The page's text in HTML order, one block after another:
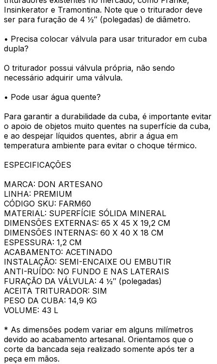
Insinkerator e Tramontina. Note que o triturador deve
ser para furação de 4 ½″ (polegadas) de diâmetro.
• Precisa colocar válvula para usar triturador em cuba
dupla?
O triturador possui válvula própria, não sendo
necessário adquirir uma válvula.
• Pode usar água quente?
Para garantir a durabilidade da cuba, é importante evitar
o apoio de objetos muito quentes na superfície da cuba,
e ao despejar líquidos quentes, abrir a água em
temperatura ambiente para evitar o choque térmico.
ESPECIFICAÇÕES
MARCA: DON ARTESANO
LINHA: PREMIUM
CÓDIGO SKU: FARM60
MATERIAL: SUPERFÍCIE SÓLIDA MINERAL
DIMENSÕES EXTERNAS: 65 X 45 X 19,2 CM
DIMENSÕES INTERNAS: 60 X 40 X 18 CM
ESPESSURA: 1,2 CM
ACABAMENTO: ACETINADO
INSTALAÇÃO: SEMI-ENCAIXE OU EMBUTIR
ANTI-RUÍDO: NO FUNDO E NAS LATERAIS
FURAÇÃO DA VÁLVULA: 4 ½″ (polegadas)
ACEITA TRITURADOR: SIM
PESO DA CUBA: 14,9 KG
VOLUME: 43 L
* As dimensões podem variar em alguns milímetros
devido ao acabamento artesanal. Orientamos que o
corte da bancada seja realizado somente após ter a
peça em mãos.